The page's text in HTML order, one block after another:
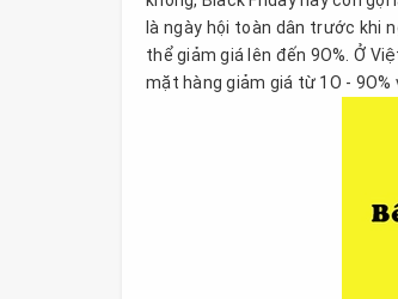
là ngày hội toàn dân trước khi
thể giảm giá lên đến 9O%. Ở
mặt hàng giảm giá từ 1O -